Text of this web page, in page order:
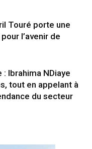
Touré porte une
l’avenir de
Ibrahima NDiaye
tout en appelant à
du secteur